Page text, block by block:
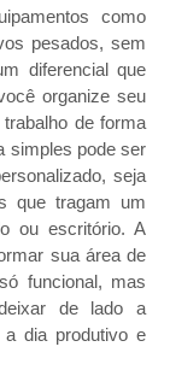
como
pesados, sem
diferencial que
organize seu
de forma
simples pode ser
seja
que tragam um
ou escritório. A
sua área de
funcional, mas
de lado a
dia produtivo e